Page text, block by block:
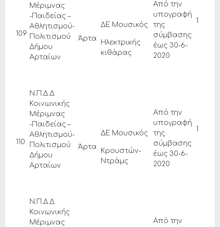
109
Μέριμνας
-Παιδείας –
Αθλητισμού-
Πολιτισμού
Δήμου
Αρταίων
Άρτα
ΔΕ Μουσικός
Ηλεκτρικής
κιθάρας
Από την
υπογραφή
της
σύμβασης
έως 30-6-
2020
1
110
Ν.Π.Δ.Δ
Κοινωνικής
Μέριμνας
-Παιδείας –
Αθλητισμού-
Πολιτισμού
Δήμου
Αρταίων
Άρτα
ΔΕ Μουσικός
Κρουστών-
Ντράμς
Από την
υπογραφή
της
σύμβασης
έως 30-6-
2020
1
Ν.Π.Δ.Δ
Κοινωνικής
Μέριμνας
Από την